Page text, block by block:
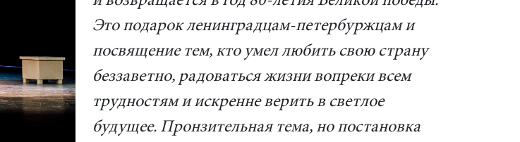
Это подарок ленинградцам-петербуржцам и
посвящение тем, кто умел любить свою страну
беззаветно, радоваться жизни вопреки всем
трудностям и искренне верить в светлое
будущее. Пронзительная тема, но постановка